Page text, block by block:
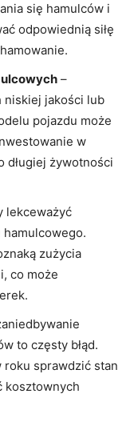
się hamulców i
‌odpowiednią ⁣siłę
–
niskiej jakości lub
pojazdu może
w
długiej żywotności
lekceważyć
hamulcowego.
zużycia⁣
⁣co może
to częsty błąd.
roku sprawdzić stan
kosztownych